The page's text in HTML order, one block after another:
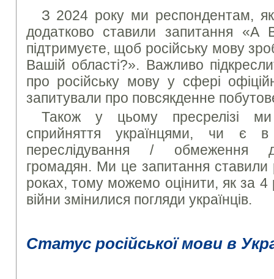
З 2024 року ми респондентам,
додатково ставили запитання «А
підтримуєте, щоб російську мову
Вашій області?». Важливо
про російську мову у сфері
запитували про повсякденне
Також у цьому пресрелізі
сприйняття українцями, чи є в
переслідування / обмеження
громадян. Ми це запитання
роках, тому можемо оцінити, як за
війни змінилися погляди українців.
Статус російської мови в